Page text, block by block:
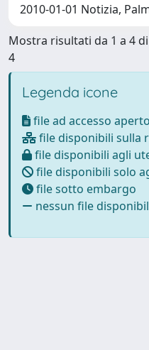
2010-01-01 Notizia,
Mostra risultati da 1 a 4 di
4
Legenda icone
file ad accesso aperto
file disponibili sulla
file disponibili agli
file disponibili solo
file sotto embargo
nessun file